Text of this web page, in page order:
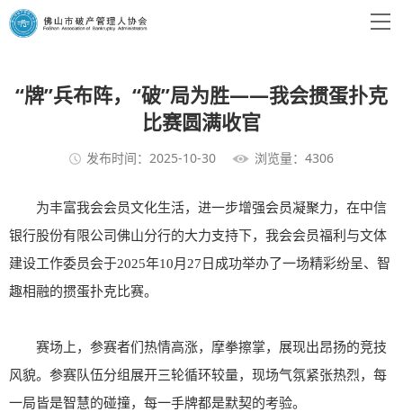
“牌”兵布阵，“破”局为胜——我会掼蛋扑克
比赛圆满收官
发布时间：2025-10-30 浏览量：4306
为丰富我会会员文化生活，进一步增强会员凝聚力，在中信
银行股份有限公司佛山分行的大力支持下，我会会员福利与文体
建设工作委员会于2025年10月27日成功举办了一场精彩纷呈、智
趣相融的掼蛋扑克比赛。
赛场上，参赛者们热情高涨，摩拳擦掌，展现出昂扬的竞技
风貌。参赛队伍分组展开三轮循环较量，现场气氛紧张热烈，每
一局皆是智慧的碰撞，每一手牌都是默契的考验。